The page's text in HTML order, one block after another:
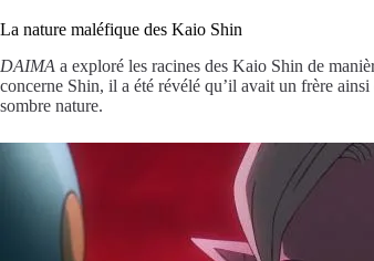
La nature maléfique des Kaio Shin
DAIMA a exploré les racines des Kaio Shin de
concerne Shin, il a été révélé qu’il avait un frère
sombre nature.